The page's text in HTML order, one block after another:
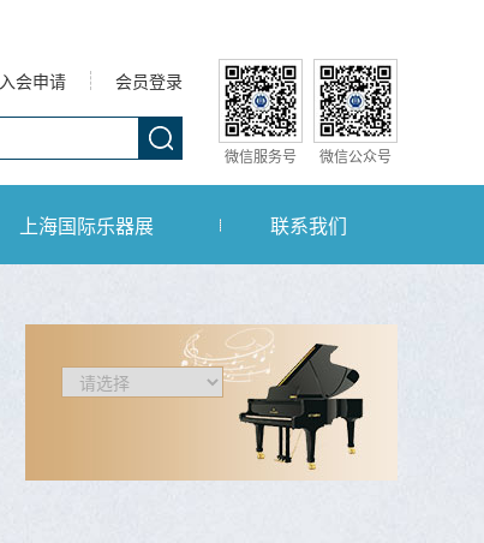
微信服务号 微信公众号
会员登录
入会申请
上海国际乐器展 联系我们